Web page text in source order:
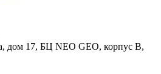
дом 17, БЦ NEO GEO, корпус В,